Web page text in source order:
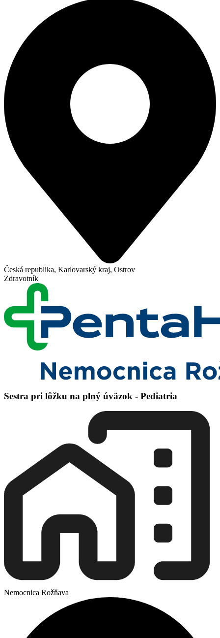
Česká republika, Karlovarský kraj, Ostrov
Zdravotník
Sestra pri lôžku na plný úväzok - Pediatria
Nemocnica Rožňava